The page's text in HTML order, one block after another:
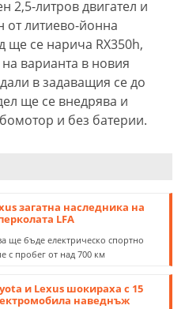
2,5-литров двигател и
от литиево-йонна
ще се нарича RX350h,
варианта в новия
в задаващия се до
ще се внедрява и
и без батерии.
загатна наследника на
LFA
ще бъде електрическо спортно
с пробег от над 700 км
и Lexus шокираха с 15
наведнъж